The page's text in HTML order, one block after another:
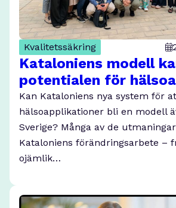
Kvalitetssäkring
Kataloniens modell
potentialen för
Kan Kataloniens nya system för
hälsoapplikationer bli en modell
Sverige? Många av de
Kataloniens förändringsarbete –
ojämlik…